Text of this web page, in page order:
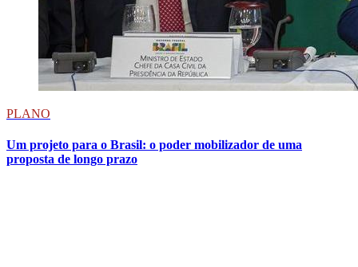
PLANO
Um projeto para o Brasil: o poder mobilizador de uma
proposta de longo prazo